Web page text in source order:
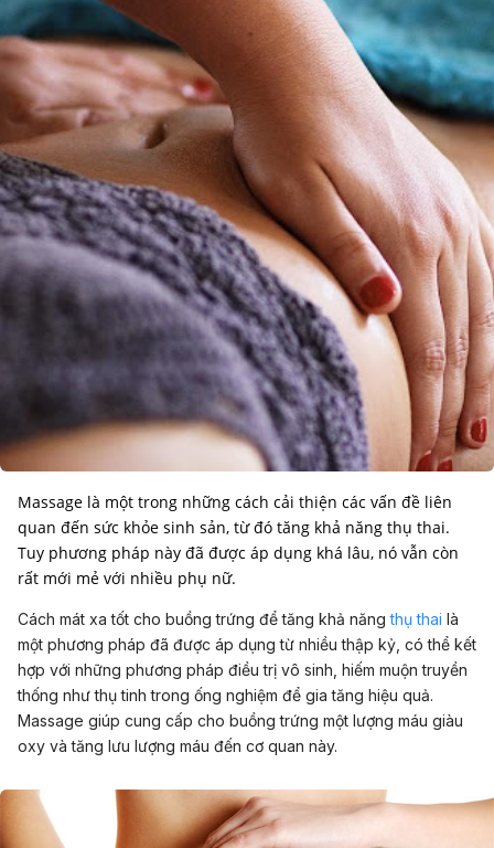
5. What is Male Infertility?
https://www.urologyhealth.org/urology-a-z/m/male-
infertility
Truy cập ngày 30/03/2022
6. Lifestyle causes of male infertility
https://www.ncbi.nlm.nih.gov/pmc/articles/PMC5922227/
Truy cập ngày 30/03/2022
Massage là một trong những cách cải thiện các vấn đề liên
quan đến sức khỏe sinh sản, từ đó tăng khả năng thụ thai.
Tuy phương pháp này đã được áp dụng khá lâu, nó vẫn còn
rất mới mẻ với nhiều phụ nữ.
Cách mát xa tốt cho buồng trứng để tăng khả năng thụ thai là
một phương pháp đã được áp dụng từ nhiều thập kỷ, có thể kết
hợp với những phương pháp điều trị vô sinh, hiếm muộn truyền
thống như thụ tinh trong ống nghiệm để gia tăng hiệu quả.
Massage giúp cung cấp cho buồng trứng một lượng máu giàu
oxy và tăng lưu lượng máu đến cơ quan này.